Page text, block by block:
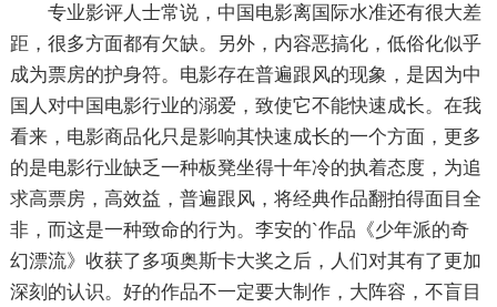
专业影评人士常说，中国电影离国际水准还有很大差
距，很多方面都有欠缺。另外，内容恶搞化，低俗化似乎
成为票房的护身符。电影存在普遍跟风的现象，是因为中
国人对中国电影行业的溺爱，致使它不能快速成长。在我
看来，电影商品化只是影响其快速成长的一个方面，更多
的是电影行业缺乏一种板凳坐得十年冷的执着态度，为追
求高票房，高效益，普遍跟风，将经典作品翻拍得面目全
非，而这是一种致命的行为。李安的`作品《少年派的奇
幻漂流》收获了多项奥斯卡大奖之后，人们对其有了更加
深刻的认识。好的作品不一定要大制作，大阵容，不盲目